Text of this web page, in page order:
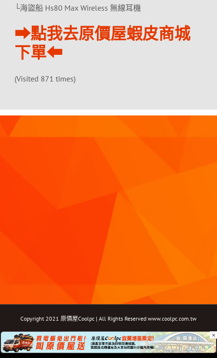
└海盜船 Hs80 Max Wireless 無線耳機
⮕點我去原價屋蝦皮商城
下單⬅
(Visited 871 times)
Copyright 2021 原價屋Coolpc | All Rights Reserved www.coolpc.com.tw
FacebookInstagramYouTubeTwitterEmail: ×